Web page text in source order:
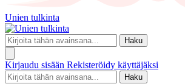
Unien tulkinta
Haku
Kirjaudu sisään Rekisteröidy käyttäjäksi
Haku